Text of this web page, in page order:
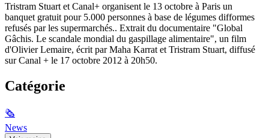
Tristram Stuart et Canal+ organisent le 13 octobre à Paris un
banquet gratuit pour 5.000 personnes à base de légumes difformes
refusés par les supermarchés.. Extrait du documentaire "Global
Gâchis. Le scandale mondial du gaspillage alimentaire", un film
d'Olivier Lemaire, écrit par Maha Karrat et Tristram Stuart, diffusé
sur Canal + le 17 octobre 2012 à 20h50.
Catégorie
🗞
News